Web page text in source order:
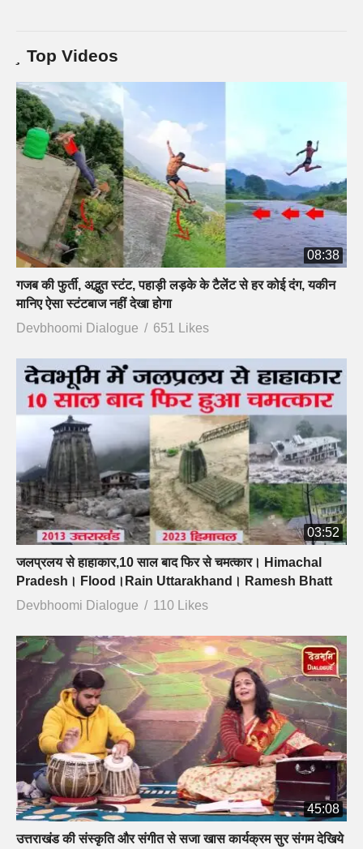
Top Videos
08:38
गजब की फुर्ती, अद्भुत स्टंट, पहाड़ी लड़के के टैलेंट से हर कोई दंग, यकीन
मानिए ऐसा स्टंटबाज नहीं देखा होगा
Devbhoomi Dialogue
651 Likes
03:52
जलप्रलय से हाहाकार,10 साल बाद फिर से चमत्कार। Himachal
Pradesh। Flood।Rain Uttarakhand। Ramesh Bhatt
Devbhoomi Dialogue
110 Likes
45:08
उत्तराखंड की संस्कृति और संगीत से सजा खास कार्यक्रम सुर संगम देखिये